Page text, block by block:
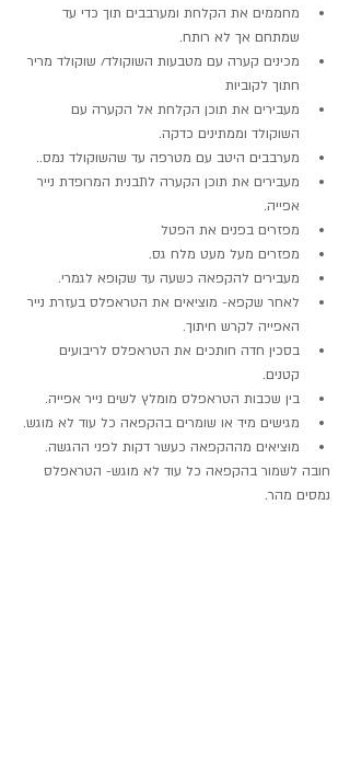
מחממים את הקלחת ומערבבים תוך כדי עד
שמתחם אך לא רותח.
מכינים קערה עם מטבעות השוקולד/ שוקולד מריר
חתוך לקוביות
מעבירים את תוכן הקלחת אל הקערה עם
השוקולד וממתינים כדקה.
מערבבים היטב עם מטרפה עד שהשוקולד נמס..
מעבירים את תוכן הקערה לתבנית המרופדת נייר
אפייה.
מפזרים בפנים את הפטל
מפזרים מעל מעט מלח גס.
מעבירים להקפאה כשעה עד שקופא לגמרי.
לאחר שקפא- מוציאים את הטראפלס בעזרת נייר
האפייה לקרש חיתוך.
בסכין חדה חותכים את הטראפלס לריבועים
קטנים.
בין שכבות הטראפלס מומלץ לשים נייר אפייה.
מגישים מיד או שומרים בהקפאה כל עוד לא מוגש.
מוציאים מההקפאה כעשר דקות לפני ההגשה.
חובה לשמור בהקפאה כל עוד לא מוגש- הטראפלס
נמסים מהר.